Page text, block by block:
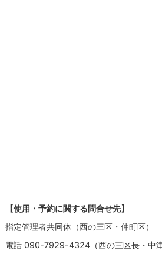
【使用・予約に関する問合せ先】
指定管理者共同体（西の三区・仲町区）
電話 090-7929-4324（西の三区長・中